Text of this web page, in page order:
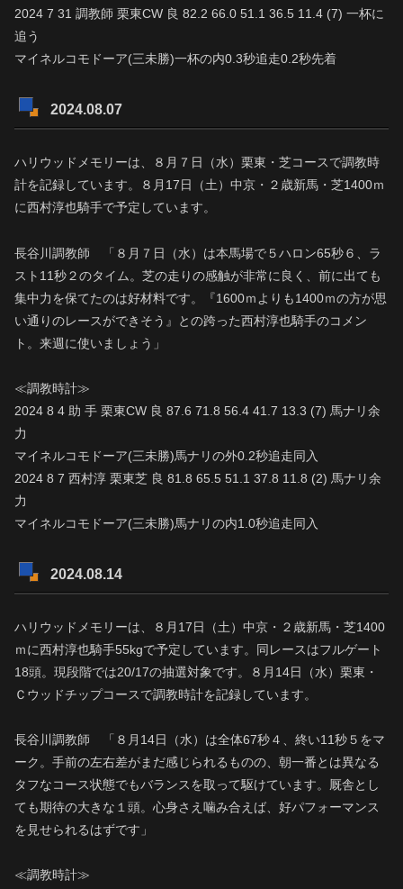
2024 7 31 調教師 栗東CW 良 82.2 66.0 51.1 36.5 11.4 (7) 一杯に
追う
マイネルコモドーア(三未勝)一杯の内0.3秒追走0.2秒先着
2024.08.07
ハリウッドメモリーは、８月７日（水）栗東・芝コースで調教時
計を記録しています。８月17日（土）中京・２歳新馬・芝1400ｍ
に西村淳也騎手で予定しています。
長谷川調教師 「８月７日（水）は本馬場で５ハロン65秒６、ラ
スト11秒２のタイム。芝の走りの感触が非常に良く、前に出ても
集中力を保てたのは好材料です。『1600ｍよりも1400ｍの方が思
い通りのレースができそう』との跨った西村淳也騎手のコメン
ト。来週に使いましょう」
≪調教時計≫
2024 8 4 助 手 栗東CW 良 87.6 71.8 56.4 41.7 13.3 (7) 馬ナリ余
力
マイネルコモドーア(三未勝)馬ナリの外0.2秒追走同入
2024 8 7 西村淳 栗東芝 良 81.8 65.5 51.1 37.8 11.8 (2) 馬ナリ余
力
マイネルコモドーア(三未勝)馬ナリの内1.0秒追走同入
2024.08.14
ハリウッドメモリーは、８月17日（土）中京・２歳新馬・芝1400
ｍに西村淳也騎手55kgで予定しています。同レースはフルゲート
18頭。現段階では20/17の抽選対象です。８月14日（水）栗東・
Ｃウッドチップコースで調教時計を記録しています。
長谷川調教師 「８月14日（水）は全体67秒４、終い11秒５をマ
ーク。手前の左右差がまだ感じられるものの、朝一番とは異なる
タフなコース状態でもバランスを取って駆けています。厩舎とし
ても期待の大きな１頭。心身さえ噛み合えば、好パフォーマンス
を見せられるはずです」
≪調教時計≫